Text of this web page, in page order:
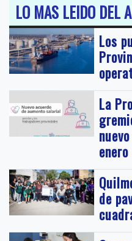
LO MAS LEIDO DEL
Los
La
enero
de